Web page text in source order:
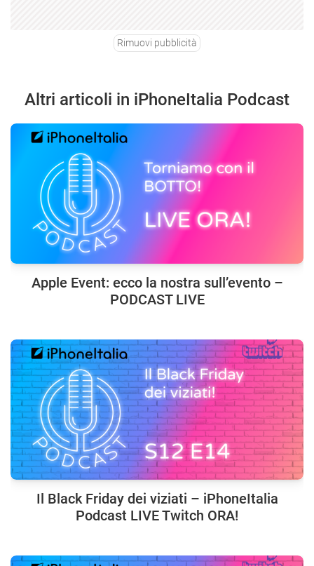
Rimuovi pubblicità
Altri articoli in iPhoneItalia Podcast
Apple Event: ecco la nostra sull’evento –
PODCAST LIVE
Il Black Friday dei viziati – iPhoneItalia
Podcast LIVE Twitch ORA!